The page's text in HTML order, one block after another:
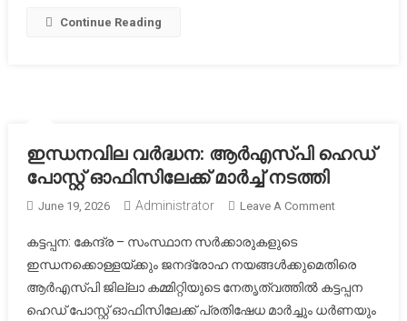
Continue Reading
ഇന്ധനവില വർദ്ധന: ആർഎസ്‌പി ഹെഡ്
പോസ്റ്റ് ഓഫിസിലേക്ക് മാർച്ച് നടത്തി
June 19, 2026 Administrator Leave A CommentOn
ആർഎസ്‌പി
ഹെഡ്
പോസ്റ്റ്
കട്ടപ്പന: കേന്ദ്ര – സംസ്ഥാന സർക്കാരുകളുടെ
ഇന്ധനക്കൊള്ളയ്ക്കും ജനദ്രോഹ നയങ്ങൾക്കുമെതിരെ
ആർഎസ്‌പി ജില്ലാ കമ്മിറ്റിയുടെ നേതൃത്വത്തിൽ കട്ടപ്പന
ഹെഡ് പോസ്റ്റ് ഓഫിസിലേക്ക് പ്രതിഷേധ മാർച്ചും ധർണയും